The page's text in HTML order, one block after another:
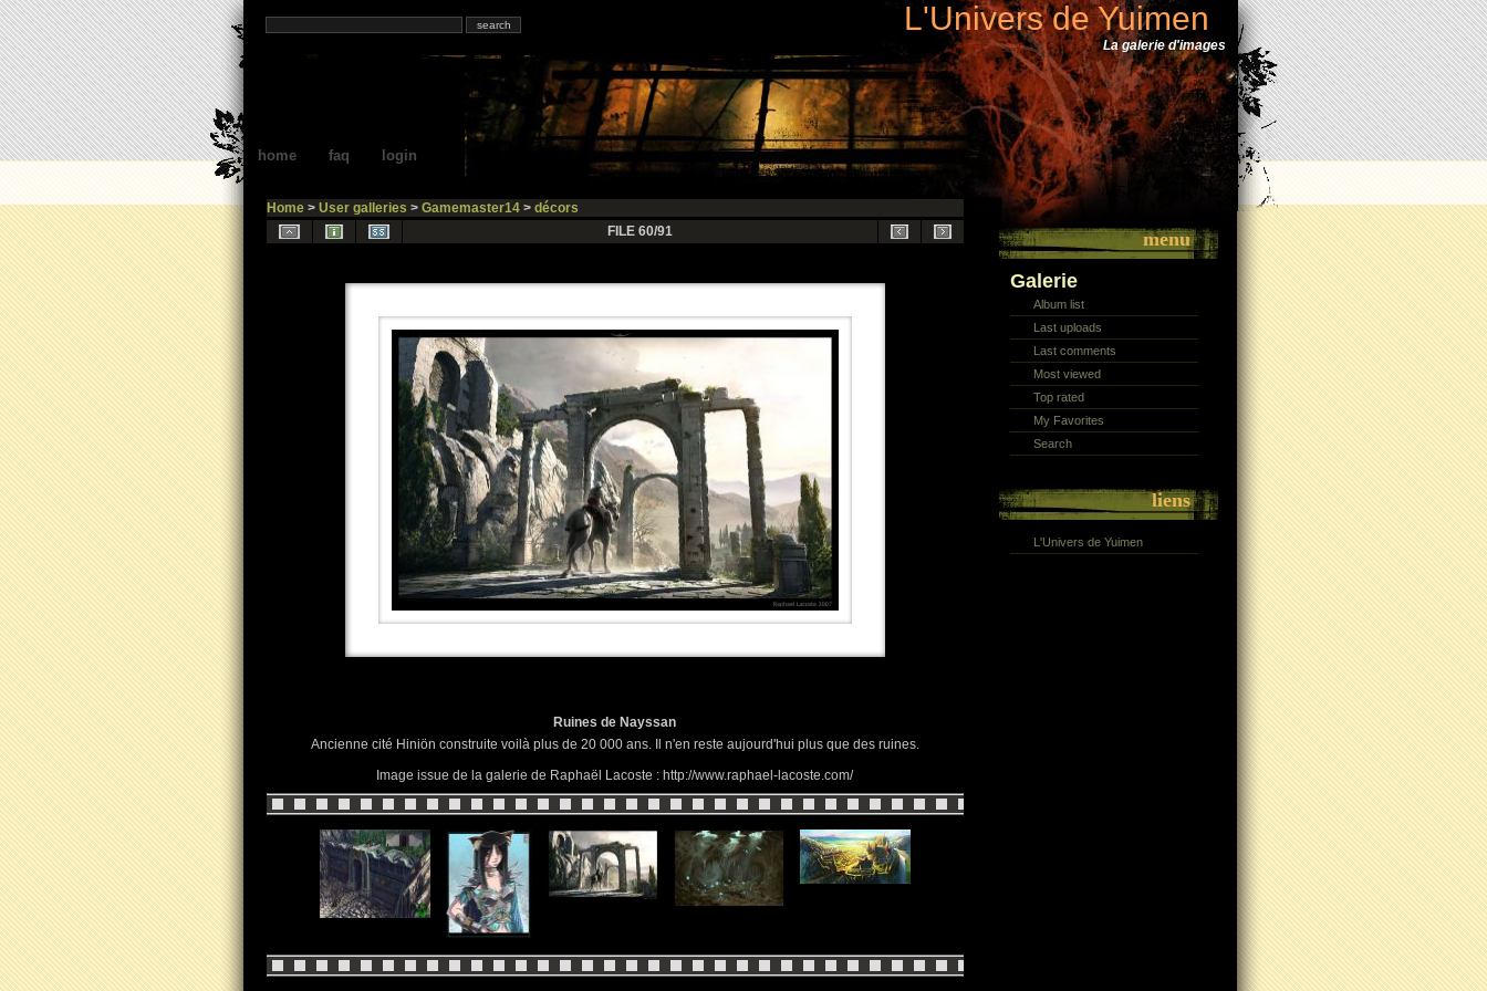
L'Univers de Yuimen
La galerie d'images
home faq login
Home> User galleries > Gamemaster14> décors
FILE 60/91
Ruines de Nayssan
Ancienne cité Hiniön construite voilà plus de 20 000 ans. Il n'en reste aujourd'hui plus que des ruines.
Image issue de la galerie de Raphaël Lacoste : http://www.raphael-lacoste.com/
menu
Galerie
Album list
Last uploads
Last comments
Most viewed
Top rated
My Favorites
Search
liens
L'Univers de Yuimen